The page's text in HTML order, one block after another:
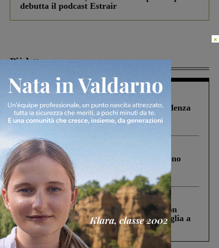
debutta il podcast Estrair
Più lette
Figline Incisa Valdarno 1 Agosto 2026
Piscina di Figline finanziata oltre la scadenza
Pnrr, il gruppo di Fratelli d’Italia: “Un
ringraziamento al Governo”
Cronaca 4 Agosto 2026
Un anno fa la strage in A1 in cui morirono
Gianni, Giulia e Franco. Lo schianto, il
processo, lo stop ai sorpassi fra tir....
Cronaca 3 Agosto 2026
Scomparso da una struttura di Castiglion
Fiorentino l’uomo che aveva ucciso la figlia a
Levane nel 2020
×